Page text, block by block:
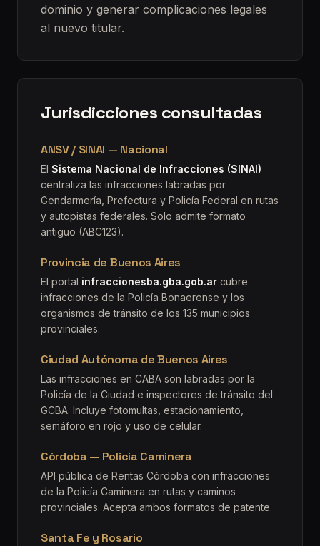
dominio y generar complicaciones legales
al nuevo titular.
Jurisdicciones consultadas
ANSV / SINAI — Nacional
El Sistema Nacional de Infracciones (SINAI)
centraliza las infracciones labradas por
Gendarmería, Prefectura y Policía Federal en rutas
y autopistas federales. Solo admite formato
antiguo (ABC123).
Provincia de Buenos Aires
El portal infraccionesba.gba.gob.ar cubre
infracciones de la Policía Bonaerense y los
organismos de tránsito de los 135 municipios
provinciales.
Ciudad Autónoma de Buenos Aires
Las infracciones en CABA son labradas por la
Policía de la Ciudad e inspectores de tránsito del
GCBA. Incluye fotomultas, estacionamiento,
semáforo en rojo y uso de celular.
Córdoba — Policía Caminera
API pública de Rentas Córdoba con infracciones
de la Policía Caminera en rutas y caminos
provinciales. Acepta ambos formatos de patente.
Santa Fe y Rosario